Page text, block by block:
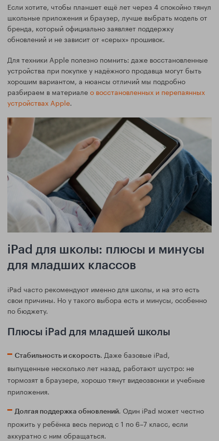
Если хотите, чтобы планшет ещё лет через 4 спокойно тянул
школьные приложения и браузер, лучше выбрать модель от
бренда, который официально заявляет поддержку
обновлений и не зависит от «серых» прошивок.
Для техники Apple полезно помнить: даже восстановленные
устройства при покупке у надёжного продавца могут быть
хорошим вариантом, а нюансы отличий мы подробно
разбираем в материалео восстановленных и перепаянных
устройствах Apple.
iPad для школы: плюсы и минусы
для младших классов
iPad часто рекомендуют именно для школы, и на это есть
свои причины. Но у такого выбора есть и минусы, особенно
по бюджету.
Плюсы iPad для младшей школы
Стабильность и скорость. Даже базовые iPad,
выпущенные несколько лет назад, работают шустро: не
тормозят в браузере, хорошо тянут видеозвонки и учебные
приложения.
Долгая поддержка обновлений. Один iPad может честно
прожить у ребёнка весь период с 1 по 6–7 класс, если
аккуратно с ним обращаться.